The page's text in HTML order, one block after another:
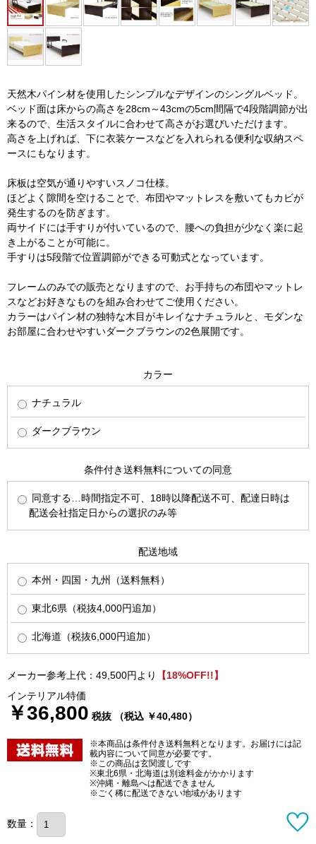
天然木パイン材を使用したシンプルなデザインのシングルベッド。
ベッド面は床からの高さを28cm～43cmの5cm間隔で4段階調節が出
来るので、生活スタイルに合わせて高さがお選びいただけます。
高さを上げれば、下に衣装ケースなどを入れられる便利な収納スペ
ースにもなります。
床板は空気が通りやすいスノコ仕様。
ほどよく隙間を空けることで、布団やマットレスを敷いてもカビが
発生するのを防ぎます。
両サイドには手すりが付いているので、腰への負担が少なく楽に起
き上がることが可能に。
手すりは5段階で位置調節ができる可動式となっています。
フレームのみでの販売となりますので、お手持ちの布団やマットレ
スなどお好きなものを組み合わせてご使用ください。
カラーはパイン材の独特な木目がキレイなナチュラルと、モダンな
お部屋に合わせやすいダークブラウンの2色展開です。
カラー
ナチュラル
ダークブラウン
条件付き送料無料についての同意
同意する…時間指定不可、18時以降配送不可、配達日時は
配送会社指定日からの選択のみ等
配送地域
本州・四国・九州（送料無料）
東北6県（税抜4,000円追加）
北海道（税抜6,000円追加）
メーカー参考上代：49,500円より
【18%OFF!!】
インテリアル特価
￥36,800 税抜 （税込 ￥40,480）
※本商品は条件付き送料無料となります。お届けには記
載内容について同意が必要です。
※この商品は玄関渡しです
※東北6県・北海道は別途料金がかかります
※沖縄・離島へは配送できません
※ごく稀に配送できない地域があります
数量：